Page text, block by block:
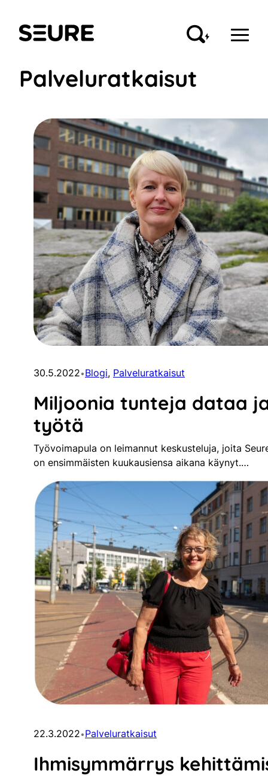
sisältöön
Seure
Palveluratkaisut
30.5.2022•Blogi, Palveluratkaisut
Miljoonia tunteja dataa
työtä
Työvoimapula on leimannut keskusteluja, joita
on ensimmäisten kuukausiensa aikana käynyt.…
22.3.2022•Palveluratkaisut
Ihmisymmärrys